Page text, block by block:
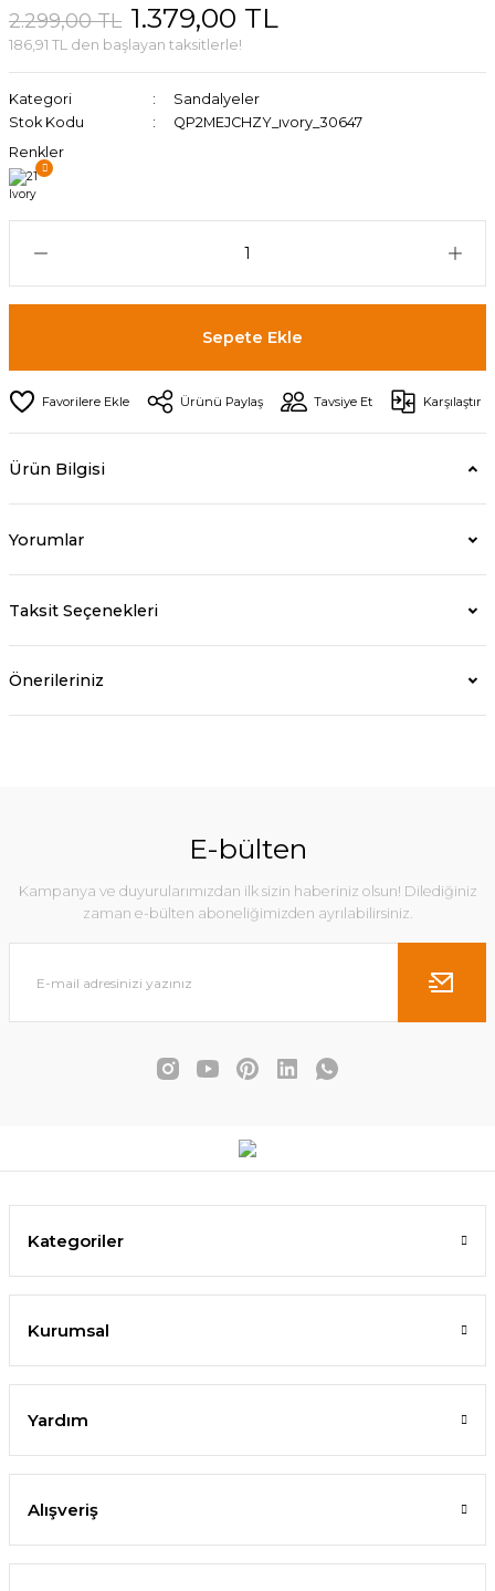
2.299,00 TL 1.379,00 TL
186,91 TL den başlayan taksitlerle!
Kategori
Sandalyeler
Stok Kodu
QP2MEJCHZY_ıvory_30647
Renkler
Sepete Ekle
Ürünü Paylaş Tavsiye Et Karşılaştır
Ürün Bilgisi
Yorumlar
Taksit Seçenekleri
Önerileriniz
E-bülten
Kampanya ve duyurularımızdan ilk sizin haberiniz olsun! Dilediğiniz
zaman e-bülten aboneliğimizden ayrılabilirsiniz.
Kategoriler
Kurumsal
Yardım
Alışveriş